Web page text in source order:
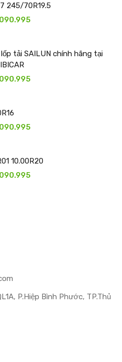
245/70R19.5
tải SAILUN chính hãng tại
10.00R20
P.Hiệp Bình Phước, TP.Thủ